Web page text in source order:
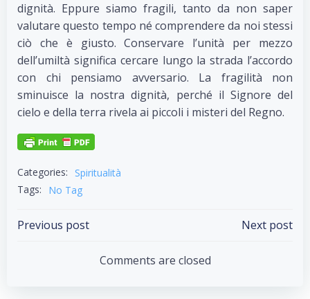
dignità. Eppure siamo fragili, tanto da non saper
valutare questo tempo né comprendere da noi stessi
ciò che è giusto. Conservare l’unità per mezzo
dell’umiltà significa cercare lungo la strada l’accordo
con chi pensiamo avversario. La fragilità non
sminuisce la nostra dignità, perché il Signore del
cielo e della terra rivela ai piccoli i misteri del Regno.
Categories:
Spiritualità
Tags:
No Tag
Post
navigation
Previous post
navigation
Next post
Comments are closed